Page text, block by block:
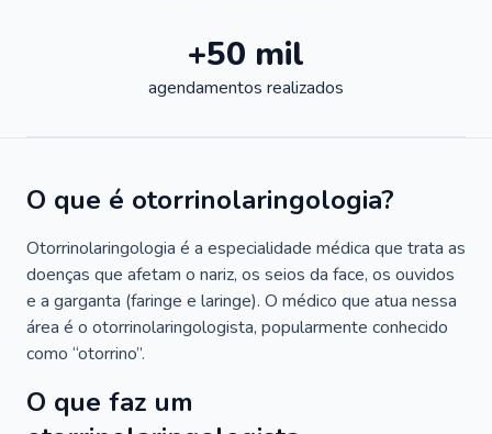
+50 mil
agendamentos realizados
O que é otorrinolaringologia?
Otorrinolaringologia é a especialidade médica que trata as
doenças que afetam o nariz, os seios da face, os ouvidos
e a garganta (faringe e laringe). O médico que atua nessa
área é o otorrinolaringologista, popularmente conhecido
como “otorrino”.
O que faz um